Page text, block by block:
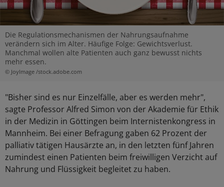
Die Regulationsmechanismen der Nahrungsaufnahme
verändern sich im Alter. Häufige Folge: Gewichtsverlust.
Manchmal wollen alte Patienten auch ganz bewusst nichts
mehr essen.
© JoyImage /stock.adobe.com
"Bisher sind es nur Einzelfälle, aber es werden mehr",
sagte Professor Alfred Simon von der Akademie für Ethik
in der Medizin in Göttingen beim Internistenkongress in
Mannheim. Bei einer Befragung gaben 62 Prozent der
palliativ tätigen Hausärzte an, in den letzten fünf Jahren
zumindest einen Patienten beim freiwilligen Verzicht auf
Nahrung und Flüssigkeit begleitet zu haben.